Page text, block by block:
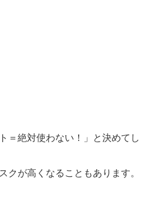
＝絶対使わない！」と決めて
クが高くなることもあります。